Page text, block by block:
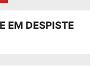
EM DESPISTE